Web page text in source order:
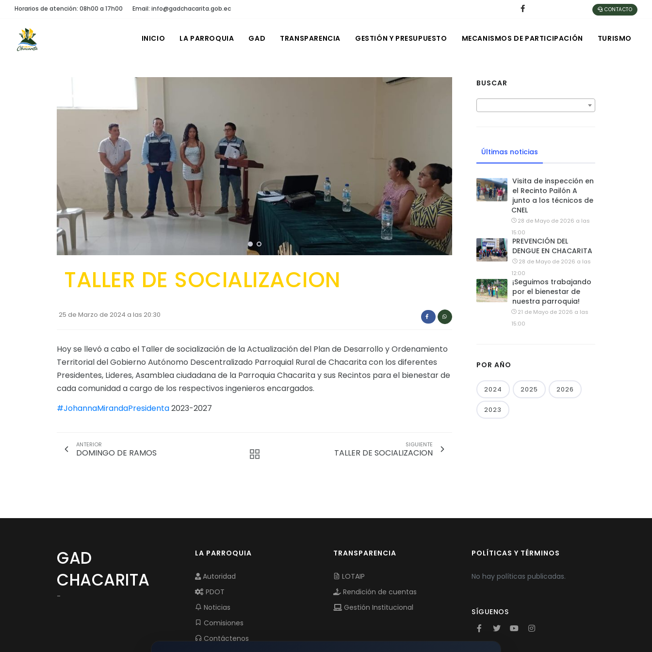
Horarios de atención: 08h00 a 17h00 Email: info@gadchacarita.gob.ec CONTACTO
INICIO LA PARROQUIA GAD TRANSPARENCIA GESTIÓN Y PRESUPUESTO MECANISMOS DE PARTICIPACIÓN TURISMO
TALLER DE SOCIALIZACION
25 de Marzo de 2024 a las 20:30
Hoy se llevó a cabo el Taller de socialización de la Actualización del Plan de Desarrollo y Ordenamiento
Territorial del Gobierno Autónomo Descentralizado Parroquial Rural de Chacarita con los diferentes
Presidentes, Lideres, Asamblea ciudadana de la Parroquia Chacarita y sus Recintos para el bienestar de
cada comunidad a cargo de los respectivos ingenieros encargados.
#JohannaMirandaPresidenta2023-2027
ANTERIOR
DOMINGO DE RAMOS
SIGUIENTE
TALLER DE SOCIALIZACION
BUSCAR
Últimas noticias
Visita de inspección en
el Recinto Pailón A
junto a los técnicos de
CNEL
28 de Mayo de 2026 a las
15:00
PREVENCIÓN DEL
DENGUE EN CHACARITA
28 de Mayo de 2026 a las
12:00
¡Seguimos trabajando
por el bienestar de
nuestra parroquia!
21 de Mayo de 2026 a las
15:00
POR AÑO
2024 2025 2026
2023
GAD
CHACARITA
-
LA PARROQUIA
Autoridad
PDOT
Noticias
Comisiones
Contáctenos
TRANSPARENCIA
LOTAIP
Rendición de cuentas
Gestión Institucional
POLÍTICAS Y TÉRMINOS
No hay políticas publicadas.
SÍGUENOS